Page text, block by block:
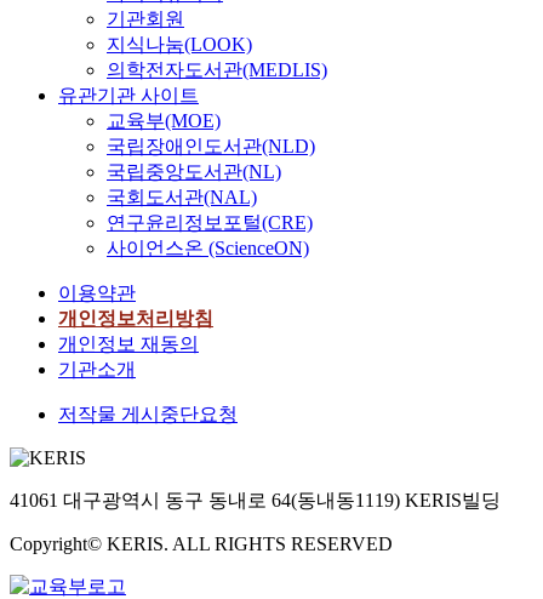
기관회원
지식나눔(LOOK)
의학전자도서관(MEDLIS)
유관기관 사이트
교육부(MOE)
국립장애인도서관(NLD)
국립중앙도서관(NL)
국회도서관(NAL)
연구윤리정보포털(CRE)
사이언스온 (ScienceON)
이용약관
개인정보처리방침
개인정보 재동의
기관소개
저작물 게시중단요청
41061 대구광역시 동구 동내로 64(동내동1119) KERIS빌딩
Copyright© KERIS. ALL RIGHTS RESERVED